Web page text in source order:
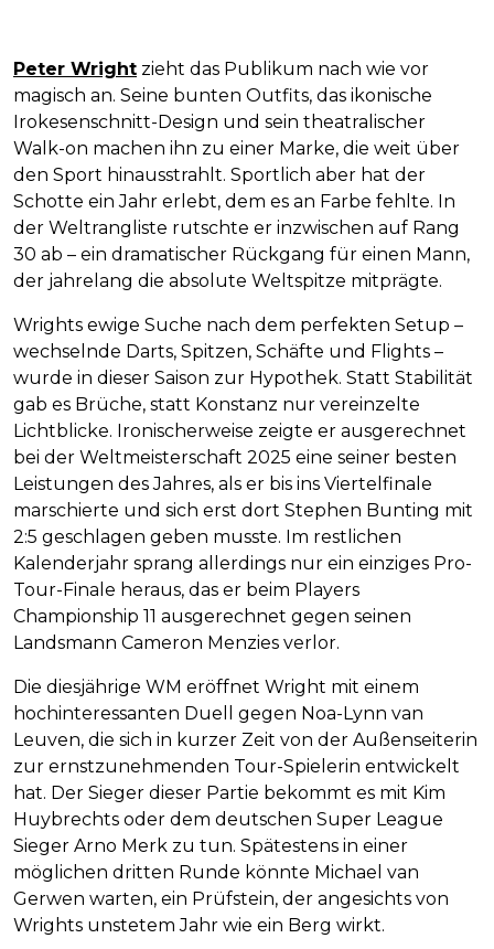
Peter Wright zieht das Publikum nach wie vor
magisch an. Seine bunten Outfits, das ikonische
Irokesenschnitt-Design und sein theatralischer
Walk-on machen ihn zu einer Marke, die weit über
den Sport hinausstrahlt. Sportlich aber hat der
Schotte ein Jahr erlebt, dem es an Farbe fehlte. In
der Weltrangliste rutschte er inzwischen auf Rang
30 ab – ein dramatischer Rückgang für einen Mann,
der jahrelang die absolute Weltspitze mitprägte.
Wrights ewige Suche nach dem perfekten Setup –
wechselnde Darts, Spitzen, Schäfte und Flights –
wurde in dieser Saison zur Hypothek. Statt Stabilität
gab es Brüche, statt Konstanz nur vereinzelte
Lichtblicke. Ironischerweise zeigte er ausgerechnet
bei der Weltmeisterschaft 2025 eine seiner besten
Leistungen des Jahres, als er bis ins Viertelfinale
marschierte und sich erst dort Stephen Bunting mit
2:5 geschlagen geben musste. Im restlichen
Kalenderjahr sprang allerdings nur ein einziges Pro-
Tour-Finale heraus, das er beim Players
Championship 11 ausgerechnet gegen seinen
Landsmann Cameron Menzies verlor.
Die diesjährige WM eröffnet Wright mit einem
hochinteressanten Duell gegen Noa-Lynn van
Leuven, die sich in kurzer Zeit von der Außenseiterin
zur ernstzunehmenden Tour-Spielerin entwickelt
hat. Der Sieger dieser Partie bekommt es mit Kim
Huybrechts oder dem deutschen Super League
Sieger Arno Merk zu tun. Spätestens in einer
möglichen dritten Runde könnte Michael van
Gerwen warten, ein Prüfstein, der angesichts von
Wrights unstetem Jahr wie ein Berg wirkt.